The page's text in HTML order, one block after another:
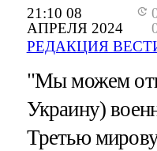
21:10 08
АПРЕЛЯ 2024
РЕДАКЦИЯ
"Мы можем
Украину)
Третью